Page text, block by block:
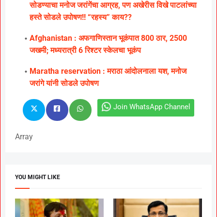
सोडण्याचा मनोज जरांगेंचा आग्रह, पण अखेरीस विखे पाटलांच्या
हस्ते सोडले उपोषण!! “रहस्य” काय??
Afghanistan : अफगाणिस्तान भूकंपात 800 ठार, 2500
जखमी; मध्यरात्री 6 रिश्टर स्केलचा भूकंप
Maratha reservation : मराठा आंदोलनाला यश, मनोज
जरांगे यांनी सोडले उपोषण
Join WhatsApp Channel
Array
YOU MIGHT LIKE